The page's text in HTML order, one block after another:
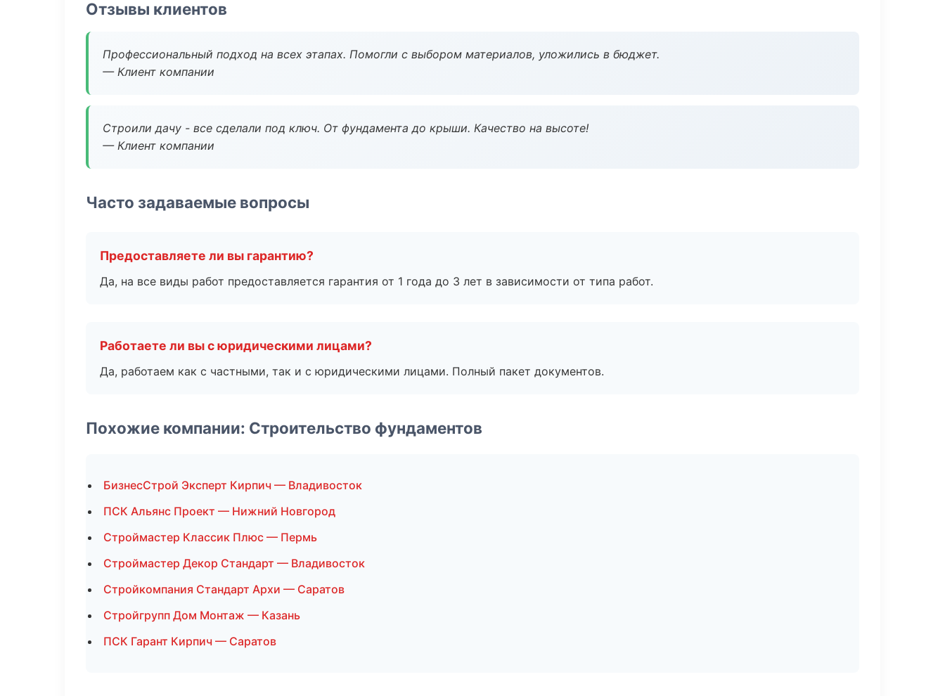
Отзывы клиентов
Профессиональный подход на всех этапах. Помогли с выбором материалов, уложились в бюджет.
— Клиент компании
Строили дачу - все сделали под ключ. От фундамента до крыши. Качество на высоте!
— Клиент компании
Часто задаваемые вопросы
Предоставляете ли вы гарантию?
Да, на все виды работ предоставляется гарантия от 1 года до 3 лет в зависимости от типа работ.
Работаете ли вы с юридическими лицами?
Да, работаем как с частными, так и с юридическими лицами. Полный пакет документов.
Похожие компании: Строительство фундаментов
БизнесСтрой Эксперт Кирпич — Владивосток
ПСК Альянс Проект — Нижний Новгород
Строймастер Классик Плюс — Пермь
Строймастер Декор Стандарт — Владивосток
Стройкомпания Стандарт Архи — Саратов
Стройгрупп Дом Монтаж — Казань
ПСК Гарант Кирпич — Саратов